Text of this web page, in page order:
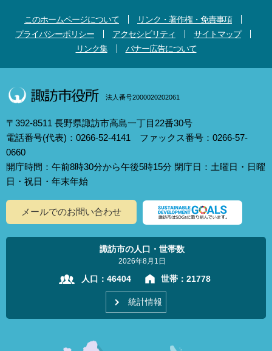
このホームページについて
リンク・著作権・免責事項
プライバシーポリシー
アクセシビリティ
サイトマップ
リンク集
バナー広告について
法人番号2000020202061
〒392-8511 長野県諏訪市高島一丁目22番30号
電話番号(代表)：0266-52-4141 ファックス番号：0266-57-
0660
開庁時間：午前8時30分から午後5時15分 閉庁日：土曜日・日曜
日・祝日・年末年始
メールでのお問い合わせ
諏訪市の人口・世帯数
2026年8月1日
人口： 46404 世帯： 21778
統計情報